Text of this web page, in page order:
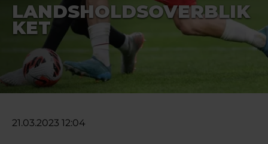
LANDSHOLDSOVERBLIK
KET
21.03.2023 12:04